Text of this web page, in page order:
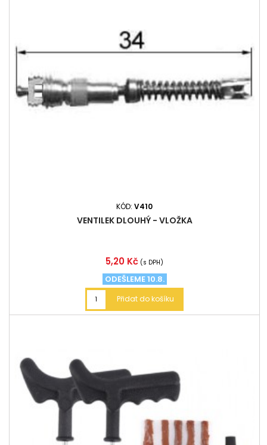
KÓD: V410
VENTILEK DLOUHÝ - VLOŽKA
Cena
5,20 Kč (s DPH)
ODEŠLEME 10.8.
Přidat do košíku